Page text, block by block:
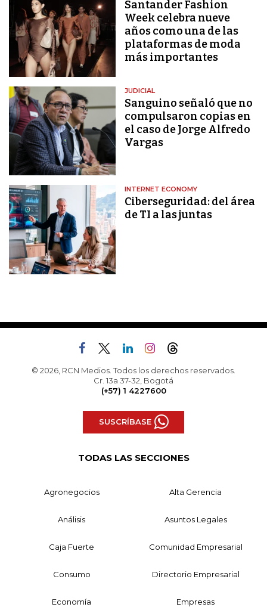
Santander Fashion
Week celebra nueve
años como una de las
plataformas de moda
más importantes
JUDICIAL
Sanguino señaló que no
compulsaron copias en
el caso de Jorge Alfredo
Vargas
INTERNET ECONOMY
Ciberseguridad: del área
de TI a las juntas
© 2026, RCN Medios. Todos los derechos reservados.
Cr. 13a 37-32, Bogotá
(+57) 1 4227600
SUSCRÍBASE
TODAS LAS SECCIONES
Agronegocios Alta Gerencia
Análisis Asuntos Legales
Caja Fuerte Comunidad Empresarial
Consumo Directorio Empresarial
Economía Empresas